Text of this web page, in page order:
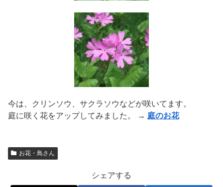
今は、クリンソウ、サクラソウなどが咲いてます。
庭に咲く花をアップしてみました。 → 庭のお花
お花・鳥さん
シェアする